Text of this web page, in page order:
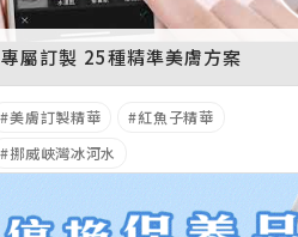
專屬訂製 25種精準美膚方案
美膚訂製精華
紅魚子精華
挪威峽灣冰河水